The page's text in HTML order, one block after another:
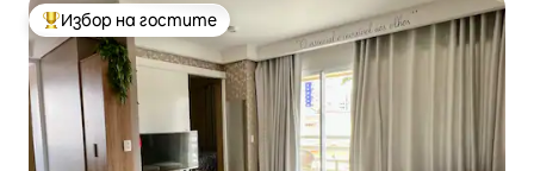
Най-популярен избор на гостите
Избор на гостите